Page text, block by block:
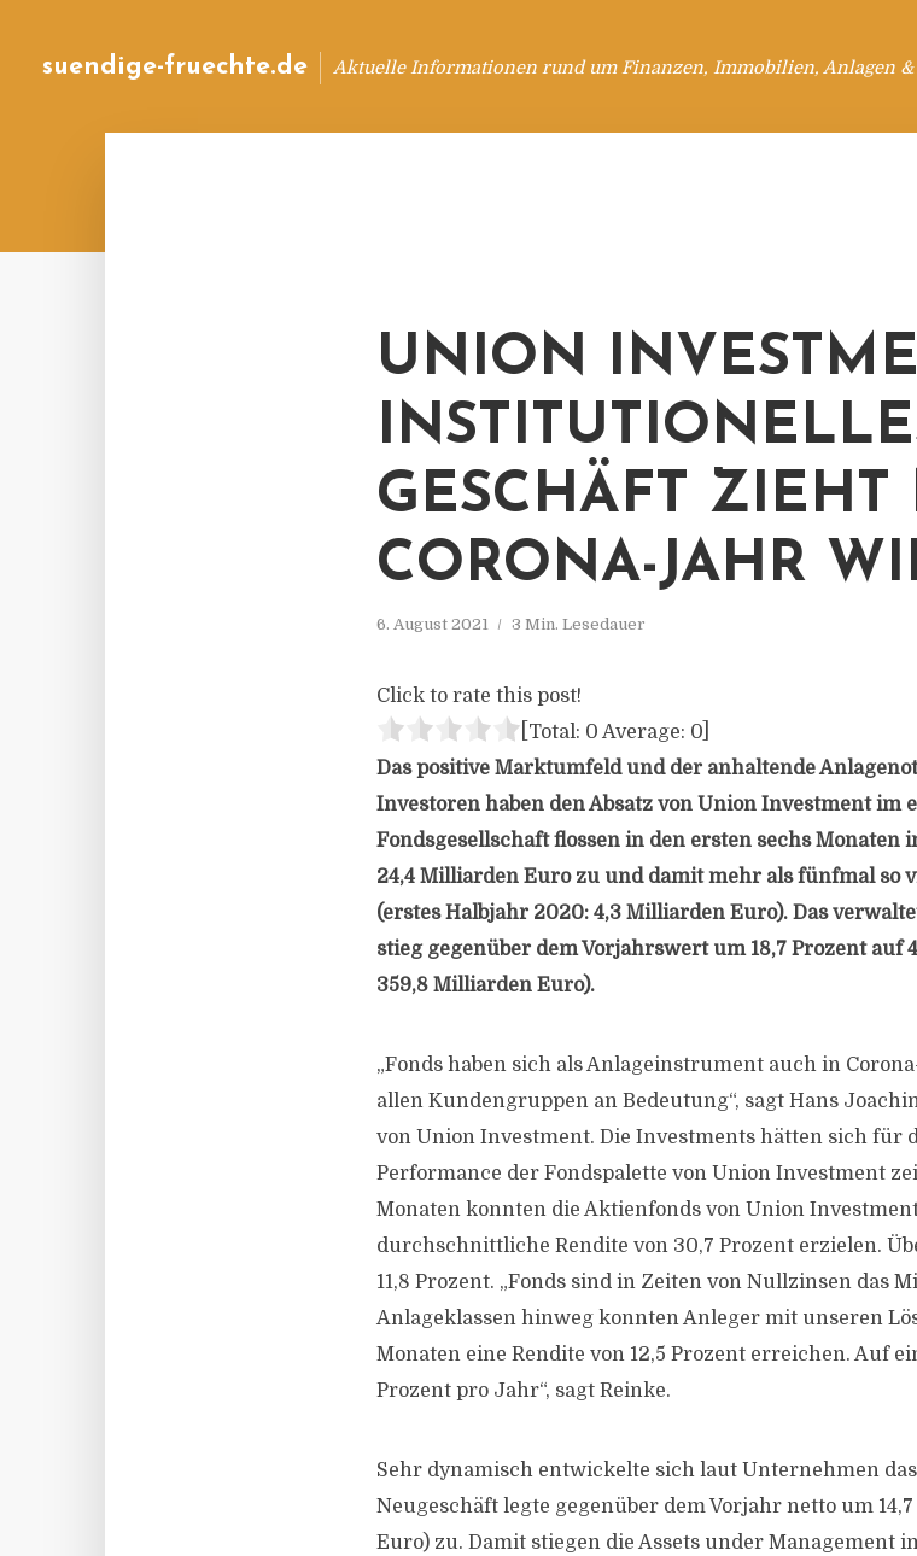
suendige-fruechte.de Aktuelle Informationen rund um Finanzen, Immobilien, Anlagen
UNION
GESCHÄFT ZIEHT
CORONA-JAHR
6. August 2021 3 Min. Lesedauer
Click to rate this post!
[Total: 0 Average: 0
Das positive Marktumfeld und der anhaltende
Investoren haben den Absatz von Union Investment im
Fondsgesellschaft flossen in den ersten sechs Monaten
24,4 Milliarden Euro zu und damit mehr als fünfmal so
(erstes Halbjahr 2020: 4,3 Milliarden Euro). Das
stieg gegenüber dem Vorjahrswert um 18,7 Prozent auf
359,8 Milliarden Euro).
„Fonds haben sich als Anlageinstrument auch in
allen Kundengruppen an Bedeutung“, sagt Hans
von Union Investment. Die Investments hätten sich für
Performance der Fondspalette von Union Investment
Monaten konnten die Aktienfonds von Union
durchschnittliche Rendite von 30,7 Prozent erzielen.
11,8 Prozent. „Fonds sind in Zeiten von Nullzinsen das
Anlageklassen hinweg konnten Anleger mit unseren
Monaten eine Rendite von 12,5 Prozent erreichen. Auf
Prozent pro Jahr“, sagt Reinke.
Sehr dynamisch entwickelte sich laut Unternehmen
Neugeschäft legte gegenüber dem Vorjahr netto um
Euro) zu. Damit stiegen die Assets under Management